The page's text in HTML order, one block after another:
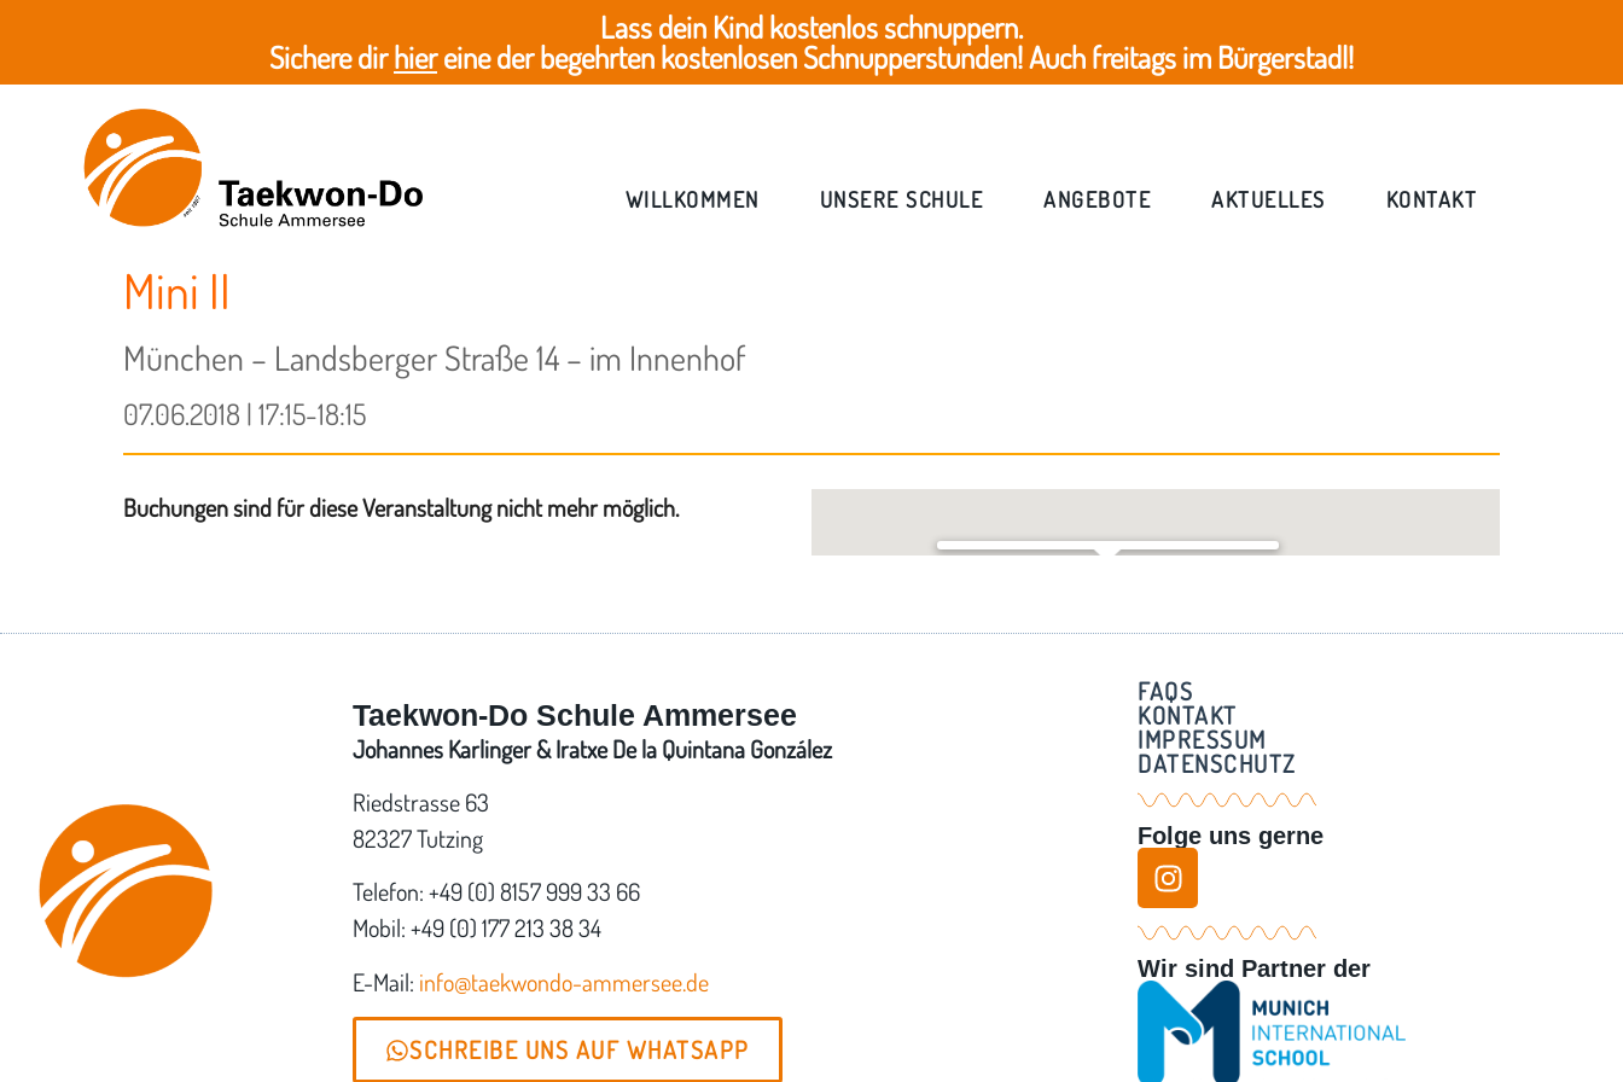
Lass dein Kind kostenlos schnuppern.
Sichere dirhiereine der begehrten kostenlosen Schnupperstunden! Auch freitags im Bürgerstadl!
WILLKOMMEN UNSERE SCHULE ANGEBOTE AKTUELLES KONTAKT
Mini II
München – Landsberger Straße 14 – im Innenhof
07.06.2018 | 17:15-18:15
Buchungen sind für diese Veranstaltung nicht mehr möglich.
Taekwon-Do Schule Ammersee
Johannes Karlinger & Iratxe De la Quintana González
Riedstrasse 63
82327 Tutzing
Telefon: +49 (0) 8157 999 33 66
Mobil: +49 (0) 177 213 38 34
E-Mail: info@taekwondo-ammersee.de
SCHREIBE UNS AUF WHATSAPP
FAQS
KONTAKT
IMPRESSUM
DATENSCHUTZ
Folge uns gerne
Wir sind Partner der